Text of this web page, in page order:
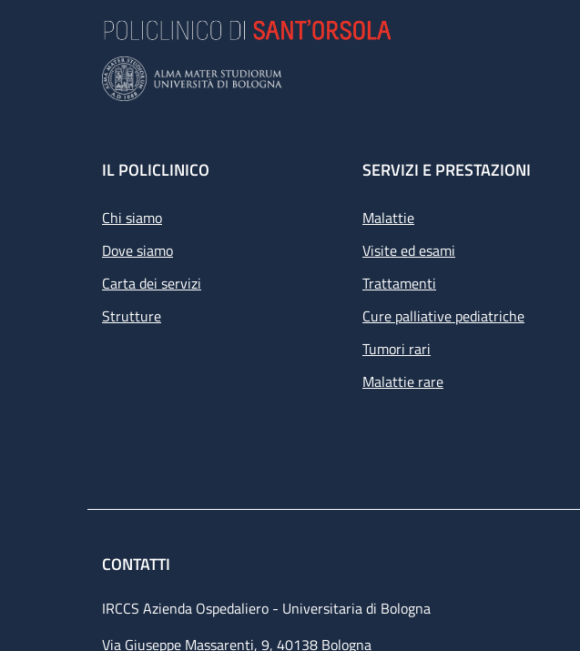
Footer
IL POLICLINICO
Chi siamo
Dove siamo
Carta dei servizi
Strutture
SERVIZI E PRESTAZIONI
Malattie
Visite ed esami
Trattamenti
Cure palliative pediatriche
Tumori rari
Malattie rare
CONTATTI
IRCCS Azienda Ospedaliero - Universitaria di Bologna
Via Giuseppe Massarenti, 9, 40138 Bologna